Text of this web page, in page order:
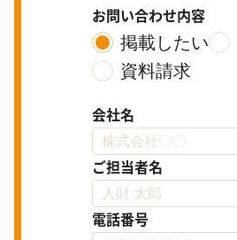
お問い合わせ内容
掲載したい
資料請求
会社名
ご担当者名
電話番号